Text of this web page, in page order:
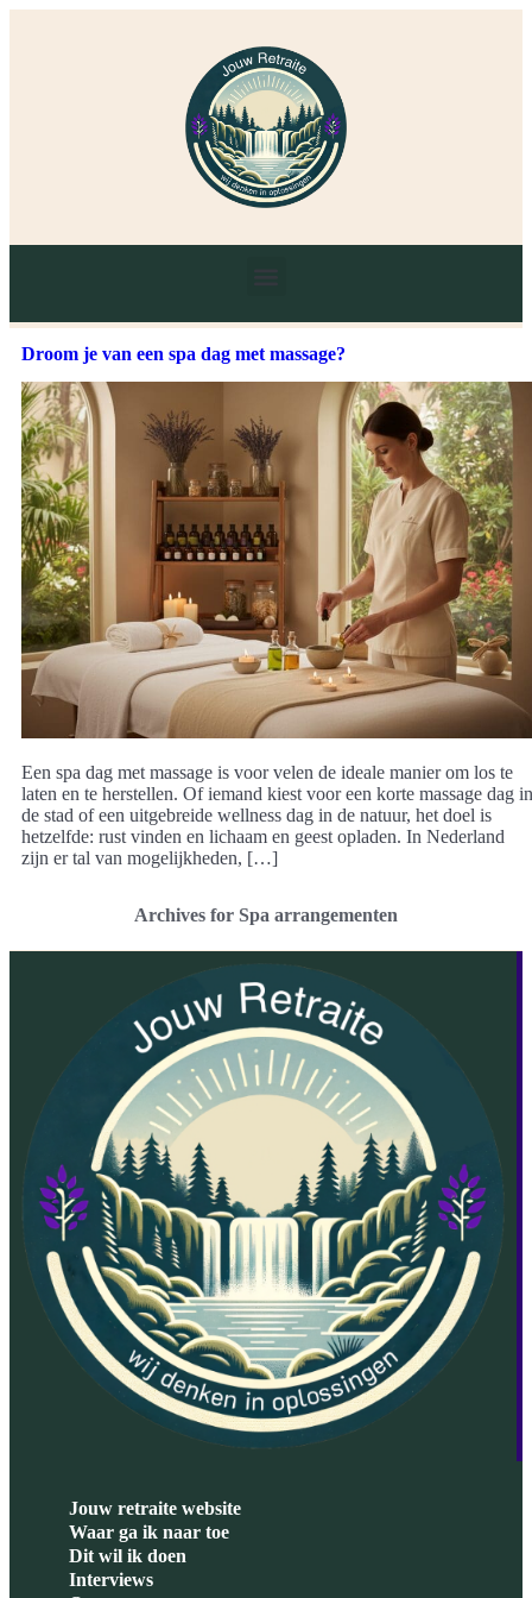
Droom je van een spa dag met massage?
Een spa dag met massage is voor velen de ideale manier om los te
laten en te herstellen. Of iemand kiest voor een korte massage dag in
de stad of een uitgebreide wellness dag in de natuur, het doel is
hetzelfde: rust vinden en lichaam en geest opladen. In Nederland
zijn er tal van mogelijkheden, […]
Archives for Spa arrangementen
Jouw retraite website
Waar ga ik naar toe
Dit wil ik doen
Interviews